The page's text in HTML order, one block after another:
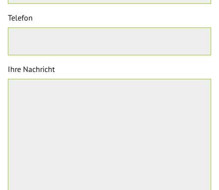
Telefon
Ihre Nachricht